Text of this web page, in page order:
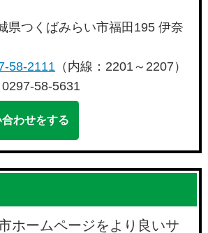
県つくばみらい市福田195 伊奈
58-2111 （内線：2201～2207）
58-5631
わせをする
ホームページをより良いサ